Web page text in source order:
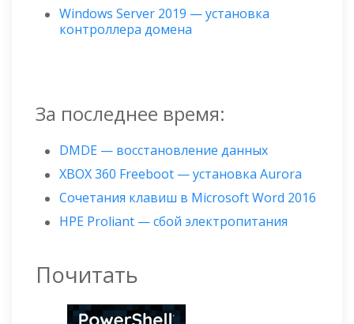
Windows Server 2019 — установка
контроллера домена
За последнее время:
DMDE — восстановление данных
XBOX 360 Freeboot — установка Aurora
Сочетания клавиш в Microsoft Word 2016
HPE Proliant — сбой электропитания
Почитать